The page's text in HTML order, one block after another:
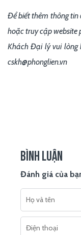
Để biết thêm thông tin
hoặc truy cập website
Khách Đại lý vui
cskh@phonglien.vn
BÌNH LUẬN
Đánh giá của